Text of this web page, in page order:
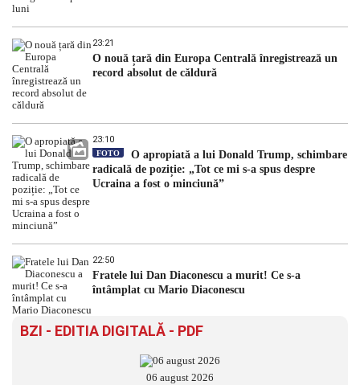
23:21
O nouă țară din Europa Centrală înregistrează un
record absolut de căldură
23:10
FOTO
O apropiată a lui Donald Trump, schimbare
radicală de poziție: „Tot ce mi s-a spus despre
Ucraina a fost o minciună”
22:50
Fratele lui Dan Diaconescu a murit! Ce s-a
întâmplat cu Mario Diaconescu
BZI - EDITIA DIGITALĂ - PDF
06 august 2026